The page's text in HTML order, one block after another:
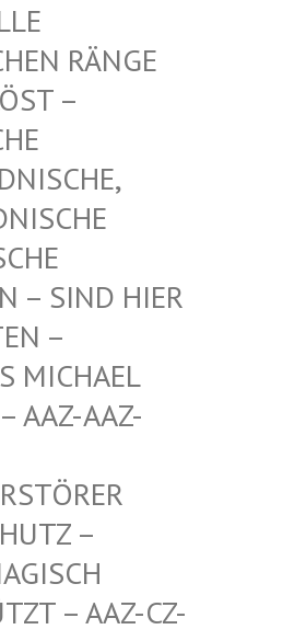
K
RÄNGE A
– D
N
A
H
D
SIND HIER V
– T
G
AAZ-A
Z
– W
GE
– AAZ-CZ-DZ